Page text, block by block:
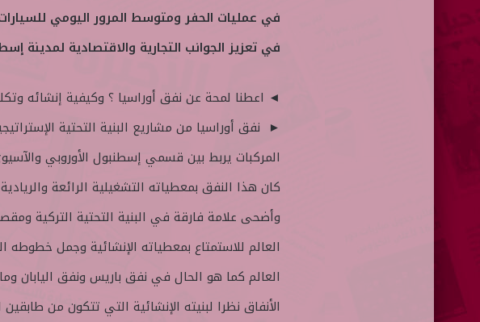
في عمليات الحفر ومتوسط المرور اليومي
في تعزيز الجوانب التجارية والاقتصادية لمدينة
◄ اعطنا لمحة عن نفق أوراسيا ؟ وكيفية إنشائه
► نفق أوراسيا من مشاريع البنية التحتية
المركبات يربط بين قسمي إسطنبول الأوروبي
كان هذا النفق بمعطياته التشغيلية الرائعة
وأضحى علامة فارقة في البنية التحتية التركية
العالم للاستمتاع بمعطياته الإنشائية وجمل
العالم كما هو الحال في نفق باريس ونفق اليابان
الأنفاق نظرا لبنيته الإنشائية التي تتكون من